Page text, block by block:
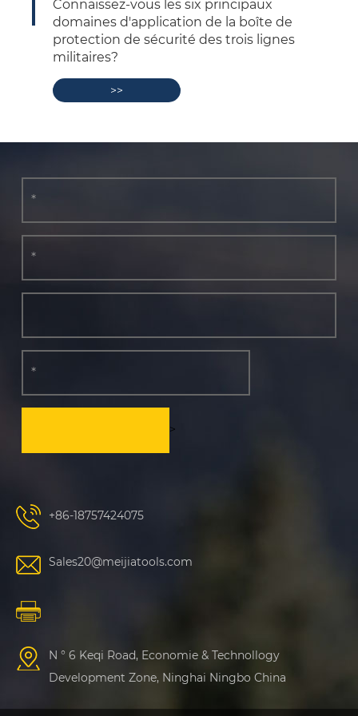
La montée et l'impact des étuis de
pêche en plastique
>>
>
+86-18757424075
Sales20@meijiatools.com
N ° 6 Keqi Road, Economie & Technollogy
Development Zone, Ninghai Ningbo China